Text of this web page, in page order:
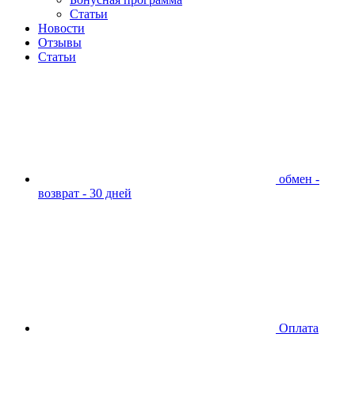
Статьи
Новости
Отзывы
Статьи
обмен -
возврат - 30 дней
Оплата